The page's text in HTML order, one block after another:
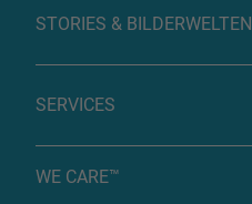
STORIES & BILDERWELTEN
SERVICES
WE CARE™